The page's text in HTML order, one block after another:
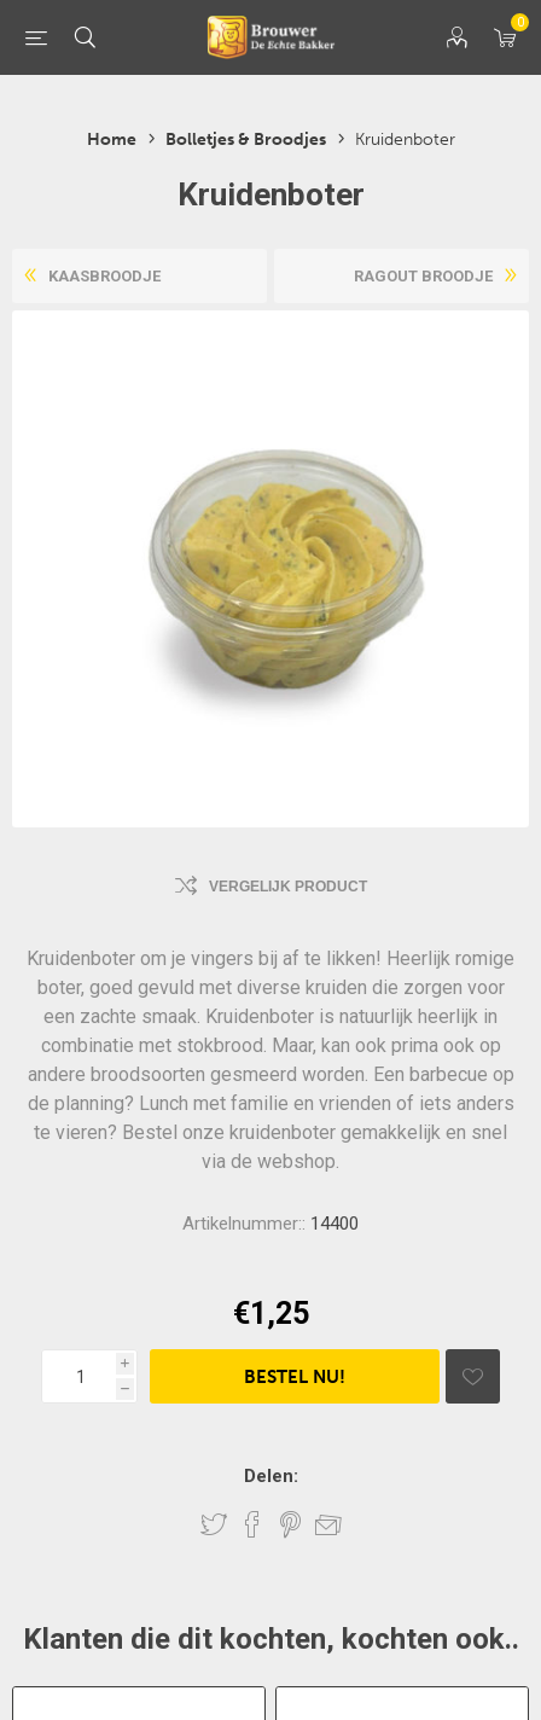
0
Home Bolletjes & Broodjes Kruidenboter
Kruidenboter
KAASBROODJE RAGOUT BROODJE
VERGELIJK PRODUCT
Kruidenboter om je vingers bij af te likken! Heerlijk romige
boter, goed gevuld met diverse kruiden die zorgen voor
een zachte smaak. Kruidenboter is natuurlijk heerlijk in
combinatie met stokbrood. Maar, kan ook prima ook op
andere broodsoorten gesmeerd worden. Een barbecue op
de planning? Lunch met familie en vrienden of iets anders
te vieren? Bestel onze kruidenboter gemakkelijk en snel
via de webshop.
Artikelnummer:: 14400
€1,25
i
h
Delen:
Klanten die dit kochten, kochten ook..